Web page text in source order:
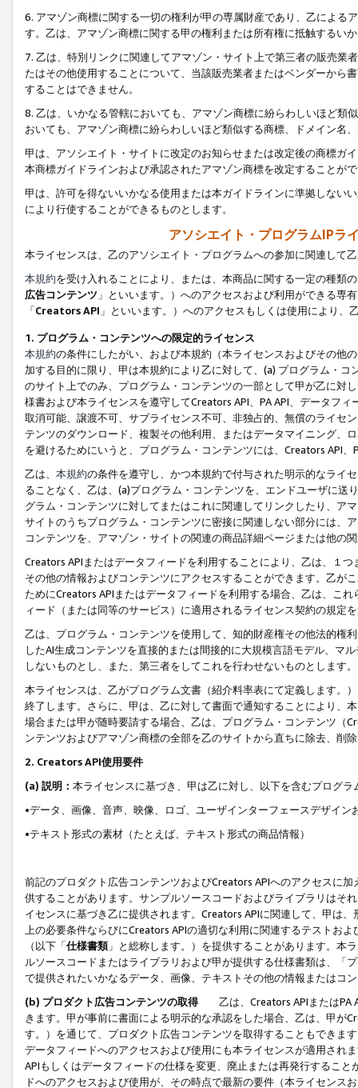
6. アマゾン商標に関する一切の権利が甲の専属財産であり、乙による
す。乙は、アマゾン商標に関する甲の権利または所有権に抵触するい
7. 乙は、特別リンクに関連してアマゾン・サイト上で第三者の販売
たはその他使用することについて、当該販売業者またはベンダーから
することはできません。
8. 乙は、いかなる管轄においても、アマゾン商標に紛らわしいほど類
おいても、アマゾン商標に紛らわしいほど類似する商標、ドメイン名
甲は、アソシエイト・サイトに改定のお知らせまたは改定後の商標ガ
本商標ガイドラインおよび承認されたアマゾン商標を改定することが
甲は、許可を得ないいかなる使用または本ガイドラインに準拠しない
により行使することができるものとします。
アソシエイト・プログラムIPラ
本ライセンスは、乙のアソシエイト・プログラムへの参加に関連して
本規約を受け入れることにより、または、本商品に関する一定の種類
広告コンテンツ 」といいます。）へのアクセスおよび利用ができる専
「Creators API 」といいます。）へのアクセスもしくは使用により
1. プログラム・コンテンツへの限定的ライセンス
本規約の条件にしたがい、および本規約（本ライセンスおよびその他
加する目的に限り、甲は本規約により乙に対して、(a) プログラム・
のサイト上でのみ、プログラム・コンテンツの一部として甲が乙に対
様書および本ライセンスを遵守してCreators API、PA API、データフ
取消可能、譲渡不可、サブライセンス不可、非独占的、無償のライセ
テンツのダウンロード、複製その他利用、またはデータマイニング、
を避けるためにいうと、プログラム・コンテンツには、Creators API
乙は、 本規約の条件を遵守し、かつ本規約で付与された明示的なライ
ることなく、乙は、(a)プログラム・コンテンツを、エンドユーザに
グラム・コンテンツに対してまたはこれに関連してリンクしたり、ア
サイトのうちプログラム・コンテンツに密接に関連しない部分には、
コンテンツを、アマゾン・サイトの関連の商品詳細ページまたは他の
Creators APIまたはデータフィードを利用することにより、乙は、１
その他の情報およびコンテンツにアクセスすることができます。乙が
ためにCreators APIまたはデータフィードを利用する場合、乙は、こ
ィード（または同等のサービス）に適用されるライセンス契約の規定
乙は、プログラム・コンテンツを使用して、知的財産権その他法的権
したAI生成コンテンツを直接的または間接的に大規模言語モデル、マ
しないものとし、また、第三者をしてこれを行わせないものとします。
本ライセンスは、乙がプログラム文書（紹介料率表にて定義します。
終了します。さらに、甲は、乙に対して書面で通知することにより、
場合または甲が随時要請する場合、乙は、プログラム・コンテンツ（
ンテンツおよびアマゾン商標の全部を乙のサイトから直ちに除去、削
2. Creators API使用要件
(a) 説明： 本ライセンスに基づき、甲は乙に対し、以下を含むプログ
•データ、画像、音声、映像、ロゴ、ユーザインターフェースデザイ
•テキスト形式の素材（たとえば、テキスト形式の商品情報）
前記のプロダクト広告コンテンツおよびCreators APIへのアクセスに
供することがあります。サンプルソースコードおよびライブラリはそ
イセンスに基づき乙に提供されます。Creators APIに関連して、甲は
上の必要条件ならびにCreators APIの適切な利用に関連するテストお
（以下「仕様書類」と総称します。）を提供することがあります。本
ルソースコードまたはライブラリおよび甲が提供する仕様書類は、「
で提供されたいかなるデータ、画像、テキストその他の情報またはコ
(b) プロダクト広告コンテンツの取得
乙は、Creators APIまたはPA
きます。甲が事前に書面による明示的な承認をした場合、乙は、甲が
す。）を通じて、プロダクト広告コンテンツを取得することもできま
データフィードへのアクセスおよび使用にも本ライセンスが適用され
APIもしくはデータフィードの仕様を変更、廃止または再発行するこ
ドへのアクセスおよび使用が、その時点で最新の要件（本ライセン